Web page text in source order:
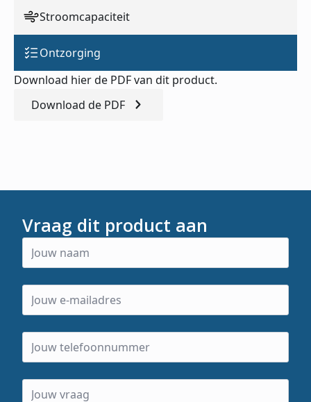
Stroomcapaciteit
Ontzorging
Download hier de PDF van dit product.
Download de PDF
Vraag dit product aan